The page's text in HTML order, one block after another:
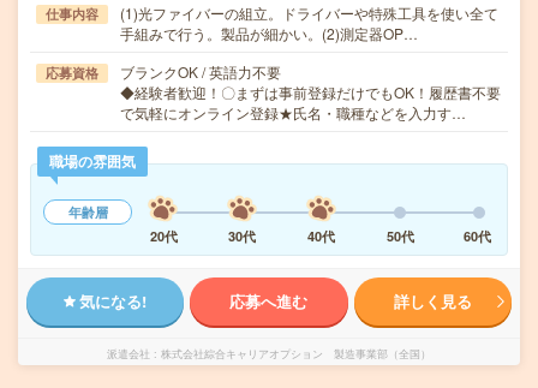
仕事内容
(1)光ファイバーの組立。ドライバーや特殊工具を使い全て
手組みで行う。製品が細かい。(2)測定器OP…
応募資格
ブランクOK / 英語力不要
◆経験者歓迎！〇まずは事前登録だけでもOK！履歴書不要
で気軽にオンライン登録★氏名・職種などを入力す…
職場の雰囲気
年齢層
20代
30代 40代 50代 60代
気になる! 応募へ進む 詳しく見る
派遣会社 株式会社綜合キャリアオプション 製造事業部（全国）